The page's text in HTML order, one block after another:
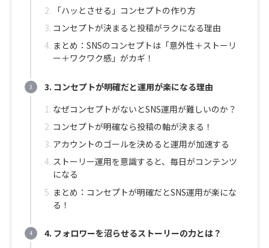
「ハッとさせる」コンセプトの作り方
コンセプトが決まると投稿がラクになる理由
まとめ：SNSのコンセプトは「意外性＋ストーリ
ー＋ワクワク感」がカギ！
3. コンセプトが明確だと運用が楽になる理由
なぜコンセプトがないとSNS運用が難しいのか？
コンセプトが明確なら投稿の軸が決まる！
アカウントのゴールを決めると運用が加速する
ストーリー運用を意識すると、毎日がコンテンツ
になる
まとめ：コンセプトが明確だとSNS運用が楽にな
る！
4. フォロワーを沼らせるストーリーの力とは？